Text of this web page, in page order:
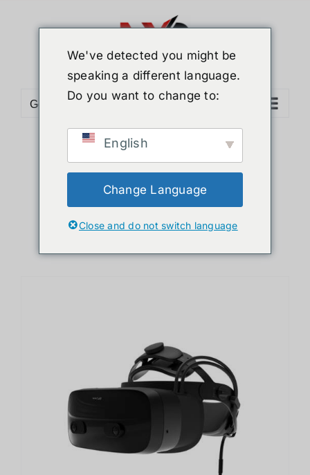
Go to...
Sort byDate
Show36 Products
We've detected you might be
speaking a different language.
Do you want to change to:
English
Change Language
Close and do not switch language